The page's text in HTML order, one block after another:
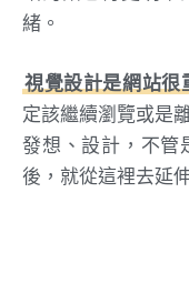
緒。
視覺設計是網站很
定該繼續瀏覽或是
發想、設計，不管
後，就從這裡去延